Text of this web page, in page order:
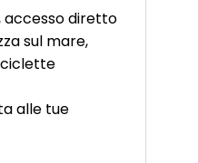
accesso diretto
sul mare,
alle tue